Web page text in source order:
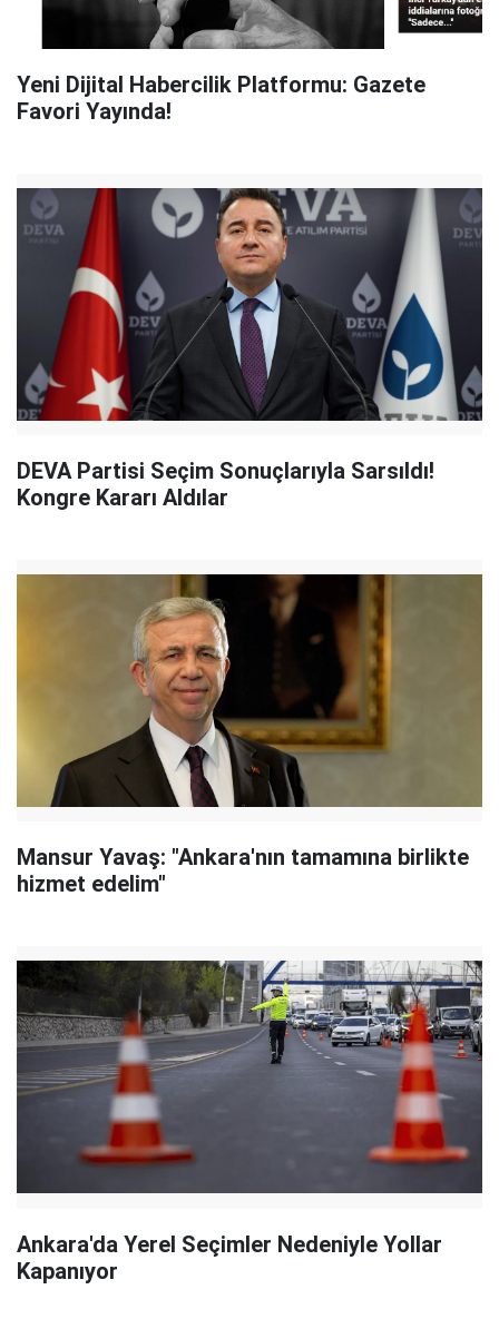
Yeni Dijital Habercilik Platformu: Gazete
Favori Yayında!
DEVA Partisi Seçim Sonuçlarıyla Sarsıldı!
Kongre Kararı Aldılar
Mansur Yavaş: "Ankara'nın tamamına birlikte
hizmet edelim"
Ankara'da Yerel Seçimler Nedeniyle Yollar
Kapanıyor